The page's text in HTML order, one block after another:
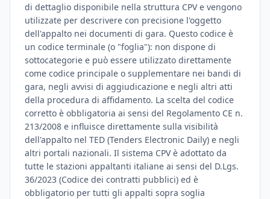
di dettaglio disponibile nella struttura CPV e vengono
utilizzate per descrivere con precisione l'oggetto
dell'appalto nei documenti di gara. Questo codice è
un codice terminale (o "foglia"): non dispone di
sottocategorie e può essere utilizzato direttamente
come codice principale o supplementare nei bandi di
gara, negli avvisi di aggiudicazione e negli altri atti
della procedura di affidamento. La scelta del codice
corretto è obbligatoria ai sensi del Regolamento CE n.
213/2008 e influisce direttamente sulla visibilità
dell'appalto nel TED (Tenders Electronic Daily) e negli
altri portali nazionali. Il sistema CPV è adottato da
tutte le stazioni appaltanti italiane ai sensi del D.Lgs.
36/2023 (Codice dei contratti pubblici) ed è
obbligatorio per tutti gli appalti sopra soglia